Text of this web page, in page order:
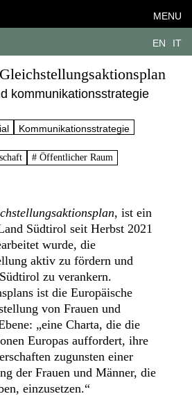
MENU
EN IT
kommunikationsstrategie
Kommunikationsstrategie
# Öffentlicher Raum
, ist ein
Südtirol seit Herbst 2021
wurde, die
aktiv zu fördern und
zu verankern.
ist die Europäische
von Frauen und
„eine Charta, die die
Europas auffordert, ihre
zugunsten einer
der Frauen und Männer, die
einzusetzen.“